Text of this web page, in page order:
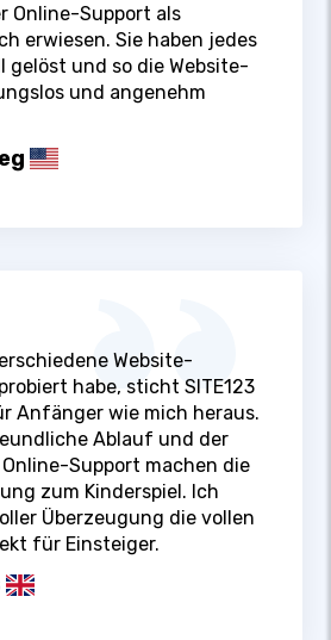
Online-Support als
erwiesen. Sie haben jedes
gelöst und so die Website-
und angenehm
Website-
habe, sticht SITE123
Anfänger wie mich heraus.
Ablauf und der
Support machen die
zum Kinderspiel. Ich
Überzeugung die vollen
für Einsteiger.